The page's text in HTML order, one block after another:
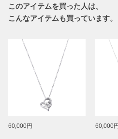
このアイテムを買った人は、
こんなアイテムも買っています。
60,000円 60,000円